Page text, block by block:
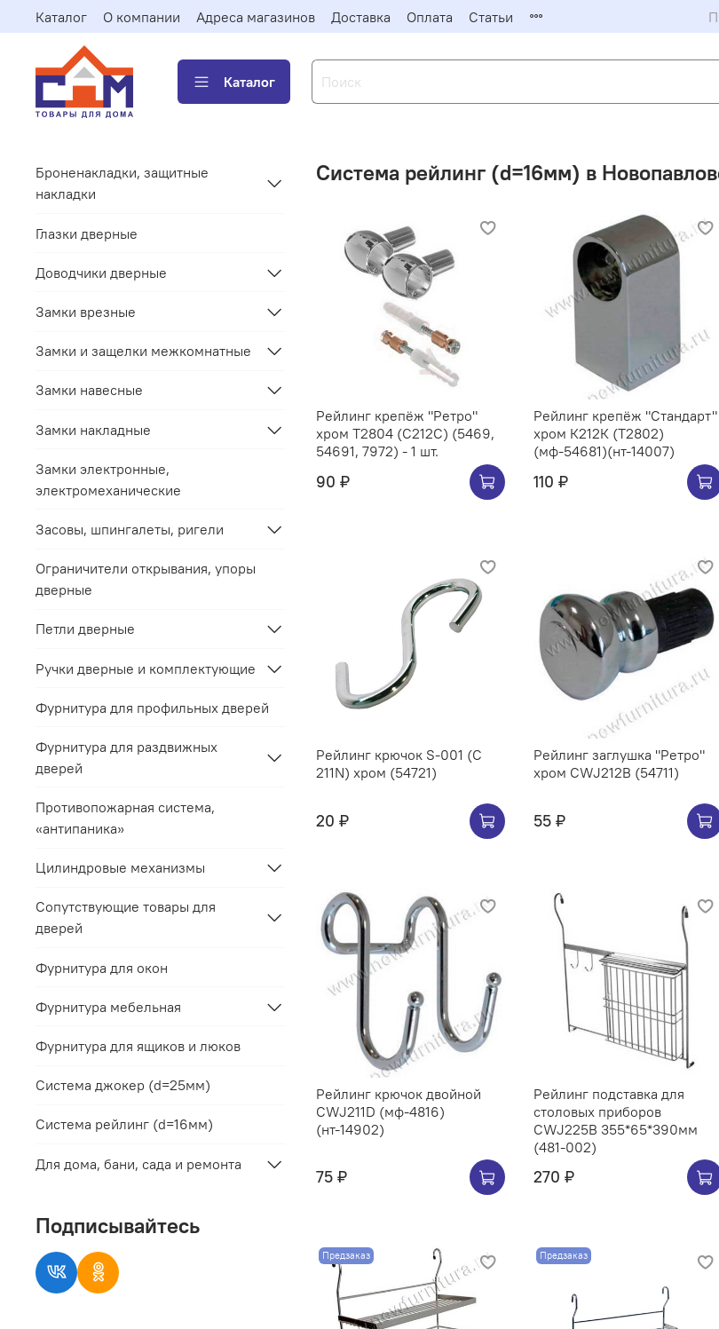
Каталог О компании Адреса магазинов Доставка Оплата Статьи
Каталог
Система рейлинг (d=16мм) в
Рейлинг крепёж "Ретро"
хром Т2804 (С212C) (5469,
54691, 7972) - 1 шт.
90 ₽
Рейлинг крепёж "Стандарт"
хром К212К (Т2802)
(мф-54681)(нт-14007)
110 ₽
Рейлинг крючок S-001 (C
211N) хром (54721)
20 ₽
Рейлинг заглушка "Ретро"
хром CWJ212B (54711)
55 ₽
Рейлинг крючок двойной
CWJ211D (мф-4816)
(нт-14902)
75 ₽
Рейлинг подставка для
столовых приборов
CWJ225B 355*65*390мм
(481-002)
270 ₽
Предзаказ Предзаказ
Броненакладки, защитные
накладки
Глазки дверные
Доводчики дверные
Замки врезные
Замки и защелки межкомнатные
Замки навесные
Замки накладные
Замки электронные,
электромеханические
Засовы, шпингалеты, ригели
Ограничители открывания, упоры
дверные
Петли дверные
Ручки дверные и комплектующие
Фурнитура для профильных дверей
Фурнитура для раздвижных
дверей
Противопожарная система,
«антипаника»
Цилиндровые механизмы
Сопутствующие товары для
дверей
Фурнитура для окон
Фурнитура мебельная
Фурнитура для ящиков и люков
Система джокер (d=25мм)
Система рейлинг (d=16мм)
Для дома, бани, сада и ремонта
Подписывайтесь